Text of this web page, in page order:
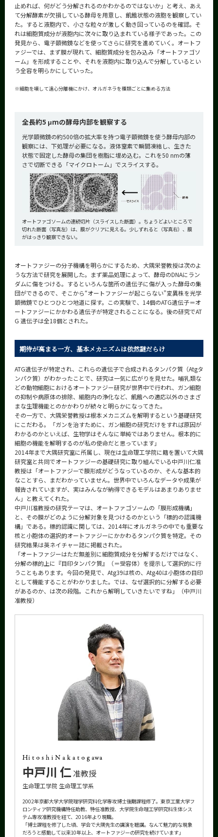
止めれば、何がどう分解されるのかわかるのではないか」と考え、あえ
て分解酵素が欠損している酵母を用意し、飢餓状態の液胞を観察してい
た。すると液胞内で、小さな粒々が激しく動き回っているのを確認。そ
れは細胞質成分が液胞内に次々に取り込まれている様子であった。この
発見から、電子顕微鏡などを使ってさらに研究を進めていく。オートフ
ァジーでは、まず膜が現れて、細胞質成分を包み込み「オートファゴソ
ーム」を形成することや、それを液胞内に取り込んで分解しているとい
う全容を明らかにしていった。
※細胞を壊して遠心分離機にかけ、オルガネラを種類ごとに集める方法
全長約5 μmの酵母内部を観察する
光学顕微鏡の約500倍の拡大率を持つ電子顕微鏡を使う酵母内部の
観察には、下処理が必要になる。液体窒素で瞬間凍結し、生きた
状態で固定した酵母の集団を樹脂に埋め込む。これを50 nmの薄
さで切断できる「マイクロトーム」でスライスする。
オートファゴソームの連続切片（スライスした断面）。ちょうどよいところで
切れた断面（写真左）は、膜がクリアに見える。少しずれると（写真右）、膜
がはっきり観察できない。
オートファジーの分子機構を明らかにするため、大隅栄誉教授は次のよ
うな方法で研究を展開した。まず薬品処理によって、酵母のDNAにラン
ダムに傷をつける。するといろんな箇所の遺伝子に傷が入った酵母の集
団ができるので、そこから“オートファジーが起こらない”変異株を光学
顕微鏡でひとつひとつ地道に探す。この実験で、14個のATG遺伝子＝オ
ートファジーにかかわる遺伝子が特定されることになる。後の研究でAT
G 遺伝子は全18個とされた。
期待が高まる一方、基本メカニズムは依然謎だらけ
ATG遺伝子が特定され、これらの遺伝子で合成されるタンパク質（Atgタ
ンパク質）がわかったことで、研究は一気に広がりを見せた。哺乳類な
どの動物細胞におけるオートファジー研究が世界中で行われ、ガン細胞
の抑制や病原体の排除、細胞内の浄化など、飢餓への適応以外のさまざ
まな生理機能とのかかわりが続々と明らかになってきた。
その一方で、大隅栄誉教授は根本メカニズムを解明するという基礎研究
にこだわる。「ガンを治すために、ガン細胞の研究だけをすれば原因が
わかるのかといえば、生物学はそんなに単純ではありません。根本的に
細胞の機能を解明するのが私の使命だと思っています」
2014年まで大隅研究室に所属し、現在は生命理工学院に籍を置いて大隅
研究室と共同でオートファジーの基礎研究に取り組んでいる中戸川仁准
教授は「オートファジーで膜形成がどうなっているのか、そんな基本的
なことすら、まだわかっていません。世界中でいろんなデータや成果が
報告されていますが、実はみんなが納得できるモデルはあまりありませ
ん」と教えてくれた。
中戸川准教授の研究テーマは、オートファゴソームの「膜形成機構」
と、その膜がどのように分解対象を見つけるのかという「標的の認識機
構」である。標的認識に関しては、2014年にオルガネラの中でも重要な
核と小胞体の選択的オートファジーにかかわるタンパク質を特定。その
研究結果は英ネイチャー誌に掲載された。
「オートファジーはただ無差別に細胞質成分を分解するだけではなく、
分解の標的上に『目印タンパク質』（＝受容体）を提示して選択的に行
うこともあります。今回の発見で、Atg39は核の、Atg40は小胞体の目印
として機能することがわかりました。では、なぜ選択的に分解する必要
があるのか、は次の段階。これから解明していきたいですね」（中戸川
准教授）
中戸川 仁准教授
生命理工学院 生命理工学系
2002年京都大学大学院理学研究科化学専攻博士後期課程修了。東京工業大学フ
ロンティア研究機構特任助教、特任准教授、大学院生命理工学研究科生体シス
テム専攻准教授を経て、2016年より現職。
「博士課程を修了した頃、学会で大隅先生の講演を聴講。なんて魅力的な現象
だろうと感動して以来10年以上、オートファジーの研究を続けています」